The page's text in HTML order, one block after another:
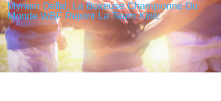
Myriam Dellal, La Boxeuse Championne Du
Monde WBF Rejoint La Team Kinic